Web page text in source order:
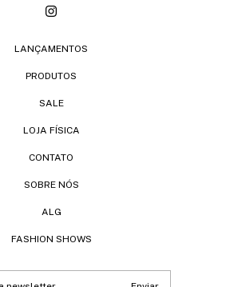
LANÇAMENTOS
PRODUTOS
SALE
LOJA FÍSICA
CONTATO
SOBRE NÓS
ALG
FASHION SHOWS